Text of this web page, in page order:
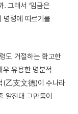
그래서 ‘임금은
명령에 따르기를
도 거절하는 확고한
유용한 명분적
(乙支文德)이 수나라
알진대 그만둠이